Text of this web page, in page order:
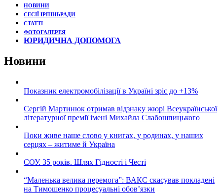
НОВИНИ
СЕСІЇ ІРПІНЬРАДИ
СТАТТІ
ФОТОГАЛЕРЕЯ
ЮРИДИЧНА ДОПОМОГА
Новини
Показник електромобілізації в Україні зріс до +13%
Сергій Мартинюк отримав відзнаку жюрі Всеукраїнської
літературної премії імені Михайла Слабошпицького
Поки живе наше слово у книгах, у родинах, у наших
серцях – житиме й Україна
СОУ. 35 років. Шлях Гідності і Честі
“Маленька велика перемога”: ВАКС скасував покладені
на Тимошенко процесуальні обов’язки